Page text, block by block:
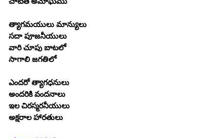
త్యాగమయులు మాన్యులు
సదా పూజనీయులు
వారి చూపు బాటలో
సాగాలి జగతిలో
ఎందరో త్యాగధనులు
అందరికి వందనాలు
ఇల చిరస్మరనీయులు
అక్షరాల హారతులు